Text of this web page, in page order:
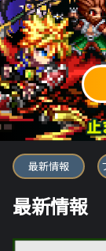
ブレイブ
最新情報
最新情報